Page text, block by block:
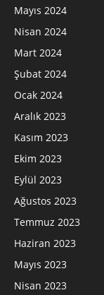
Mayıs 2024
Nisan 2024
Mart 2024
Şubat 2024
Ocak 2024
Aralık 2023
Kasım 2023
Ekim 2023
Eylül 2023
Ağustos 2023
Temmuz 2023
Haziran 2023
Mayıs 2023
Nisan 2023